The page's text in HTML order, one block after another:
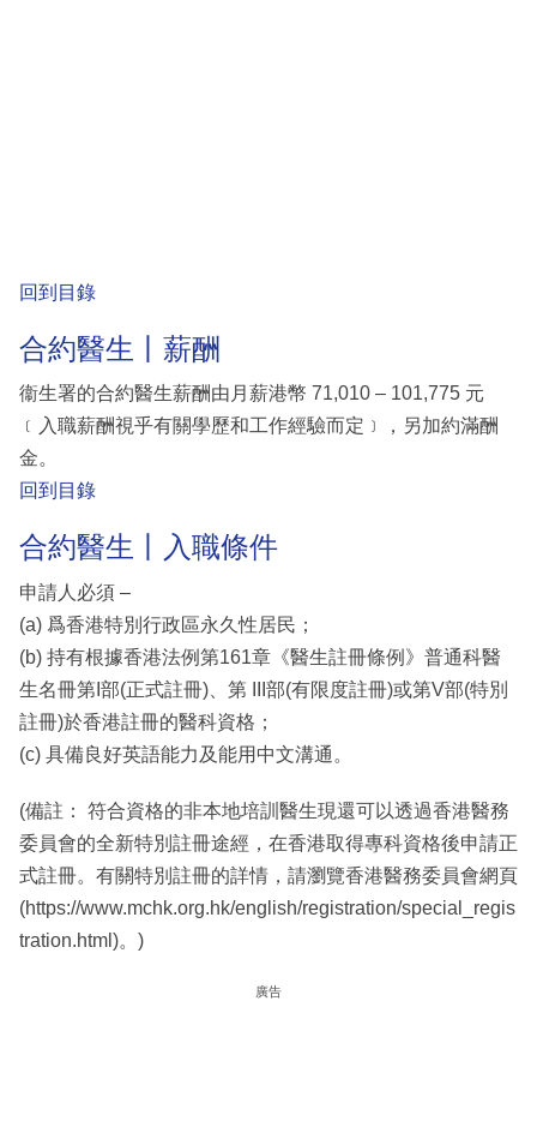
回到目錄
合約醫生丨薪酬
衞生署的合約醫生薪酬由月薪港幣 71,010 – 101,775 元
﹝入職薪酬視乎有關學歷和工作經驗而定﹞，另加約滿酬
金。
回到目錄
合約醫生丨入職條件
申請人必須 –
(a) 爲香港特別行政區永久性居民；
(b) 持有根據香港法例第161章《醫生註冊條例》普通科醫
生名冊第I部(正式註冊)、第 III部(有限度註冊)或第V部(特別
註冊)於香港註冊的醫科資格；
(c) 具備良好英語能力及能用中文溝通。
(備註： 符合資格的非本地培訓醫生現還可以透過香港醫務
委員會的全新特別註冊途經，在香港取得專科資格後申請正
式註冊。有關特別註冊的詳情，請瀏覽香港醫務委員會網頁
(https://www.mchk.org.hk/english/registration/special_regis
tration.html)。)
廣告